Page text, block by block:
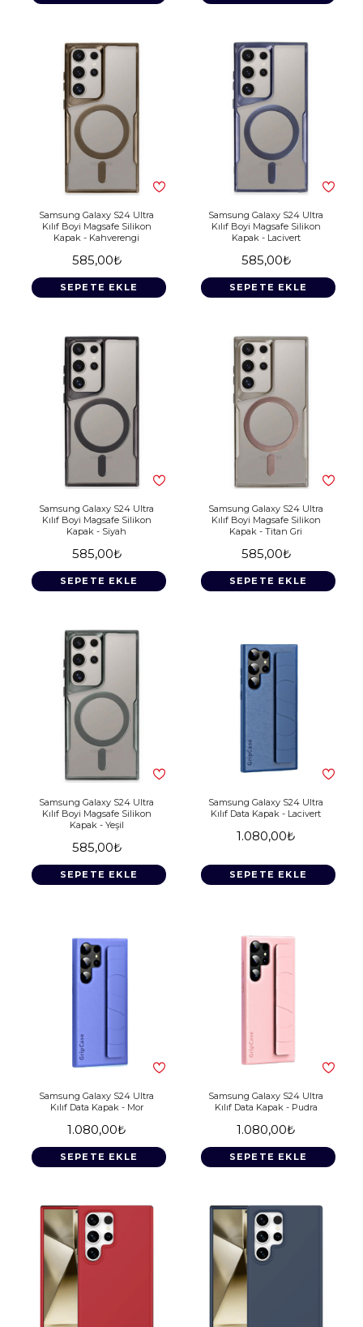
Samsung Galaxy S24 Ultra
Kılıf Boyi Magsafe Silikon
Kapak - Kahverengi
585,00₺
SEPETE EKLE
Samsung Galaxy S24 Ultra
Kılıf Boyi Magsafe Silikon
Kapak - Lacivert
585,00₺
SEPETE EKLE
Samsung Galaxy S24 Ultra
Kılıf Boyi Magsafe Silikon
Kapak - Siyah
585,00₺
SEPETE EKLE
Samsung Galaxy S24 Ultra
Kılıf Boyi Magsafe Silikon
Kapak - Titan Gri
585,00₺
SEPETE EKLE
Samsung Galaxy S24 Ultra
Kılıf Boyi Magsafe Silikon
Kapak - Yeşil
585,00₺
SEPETE EKLE
Samsung Galaxy S24 Ultra
Kılıf Data Kapak - Lacivert
1.080,00₺
SEPETE EKLE
Samsung Galaxy S24 Ultra
Kılıf Data Kapak - Mor
1.080,00₺
SEPETE EKLE
Samsung Galaxy S24 Ultra
Kılıf Data Kapak - Pudra
1.080,00₺
SEPETE EKLE